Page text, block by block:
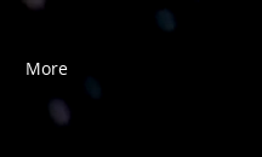
More